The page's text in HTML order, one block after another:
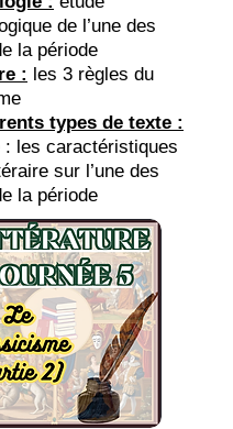
de l’une des
la période
: les 3 règles du
types de texte :
: les caractéristiques
sur l’une des
la période